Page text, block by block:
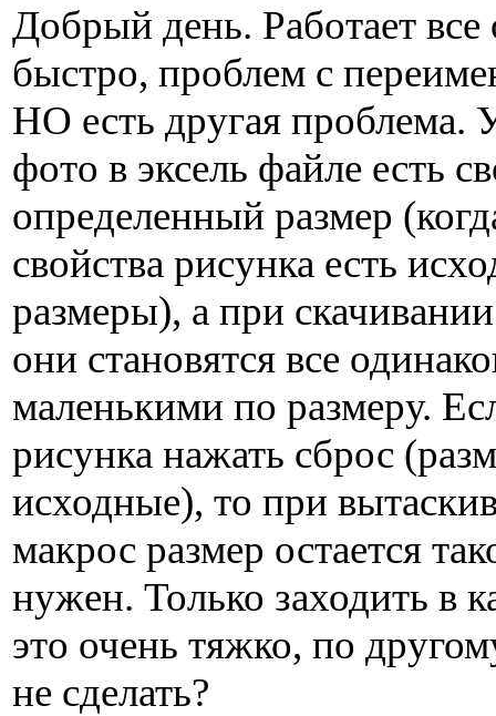
Добрый день. Работает все
быстро, проблем с
НО есть другая проблема.
фото в эксель файле есть
определенный размер
свойства рисунка есть
размеры), а при
они становятся все
маленькими по размеру.
рисунка нажать сброс
исходные), то при
макрос размер остается
нужен. Только заходить в
это очень тяжко, по
не сделать?